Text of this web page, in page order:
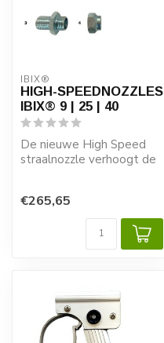
IBIX®
HIGH-SPEEDNOZZLES
IBIX® 9 | 25 | 40
De nieuwe High Speed
straalnozzle verhoogt de
€265,65